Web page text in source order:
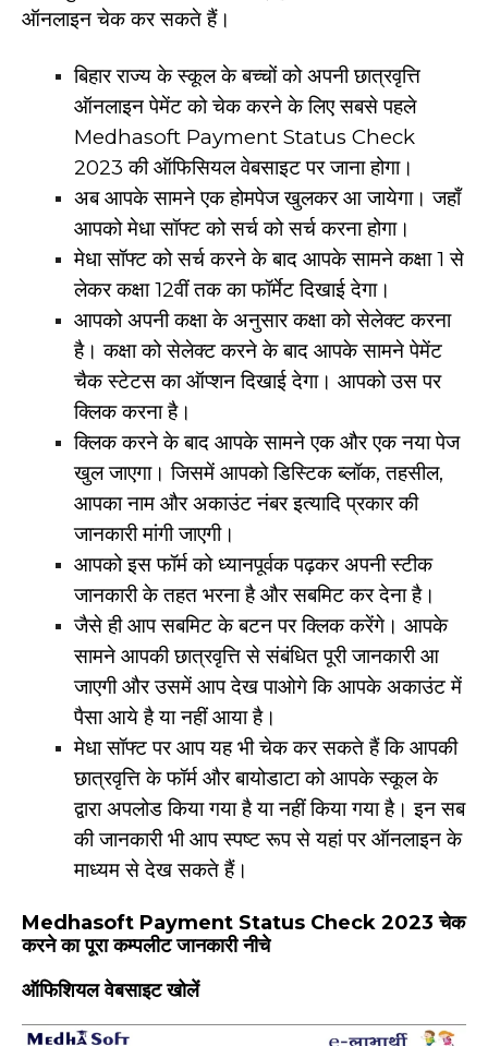
ऑनलाइन चेक कर सकते हैं।
बिहार राज्य के स्कूल के बच्चों को अपनी छात्रवृत्ति
ऑनलाइन पेमेंट को चेक करने के लिए सबसे पहले
Medhasoft Payment Status Check
2023 की ऑफिसियल वेबसाइट पर जाना होगा।
अब आपके सामने एक होमपेज खुलकर आ जायेगा। जहाँ
आपको मेधा सॉफ्ट को सर्च को सर्च करना होगा।
मेधा सॉफ्ट को सर्च करने के बाद आपके सामने कक्षा 1 से
लेकर कक्षा 12वीं तक का फॉर्मेट दिखाई देगा।
आपको अपनी कक्षा के अनुसार कक्षा को सेलेक्ट करना
है। कक्षा को सेलेक्ट करने के बाद आपके सामने पेमेंट
चैक स्टेटस का ऑप्शन दिखाई देगा। आपको उस पर
क्लिक करना है।
क्लिक करने के बाद आपके सामने एक और एक नया पेज
खुल जाएगा। जिसमें आपको डिस्टिक ब्लॉक, तहसील,
आपका नाम और अकाउंट नंबर इत्यादि प्रकार की
जानकारी मांगी जाएगी।
आपको इस फॉर्म को ध्यानपूर्वक पढ़कर अपनी स्टीक
जानकारी के तहत भरना है और सबमिट कर देना है।
जैसे ही आप सबमिट के बटन पर क्लिक करेंगे। आपके
सामने आपकी छात्रवृत्ति से संबंधित पूरी जानकारी आ
जाएगी और उसमें आप देख पाओगे कि आपके अकाउंट में
पैसा आये है या नहीं आया है।
मेधा सॉफ्ट पर आप यह भी चेक कर सकते हैं कि आपकी
छात्रवृत्ति के फॉर्म और बायोडाटा को आपके स्कूल के
द्वारा अपलोड किया गया है या नहीं किया गया है। इन सब
की जानकारी भी आप स्पष्ट रूप से यहां पर ऑनलाइन के
माध्यम से देख सकते हैं।
Medhasoft Payment Status Check 2023 चेक
करने का पूरा कम्पलीट जानकारी नीचे
ऑफिशियल वेबसाइट खोलें